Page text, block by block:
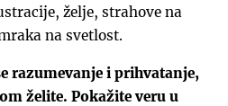
želje, strahove na
na svetlost.
razumevanje i prihvatanje,
želite. Pokažite veru u